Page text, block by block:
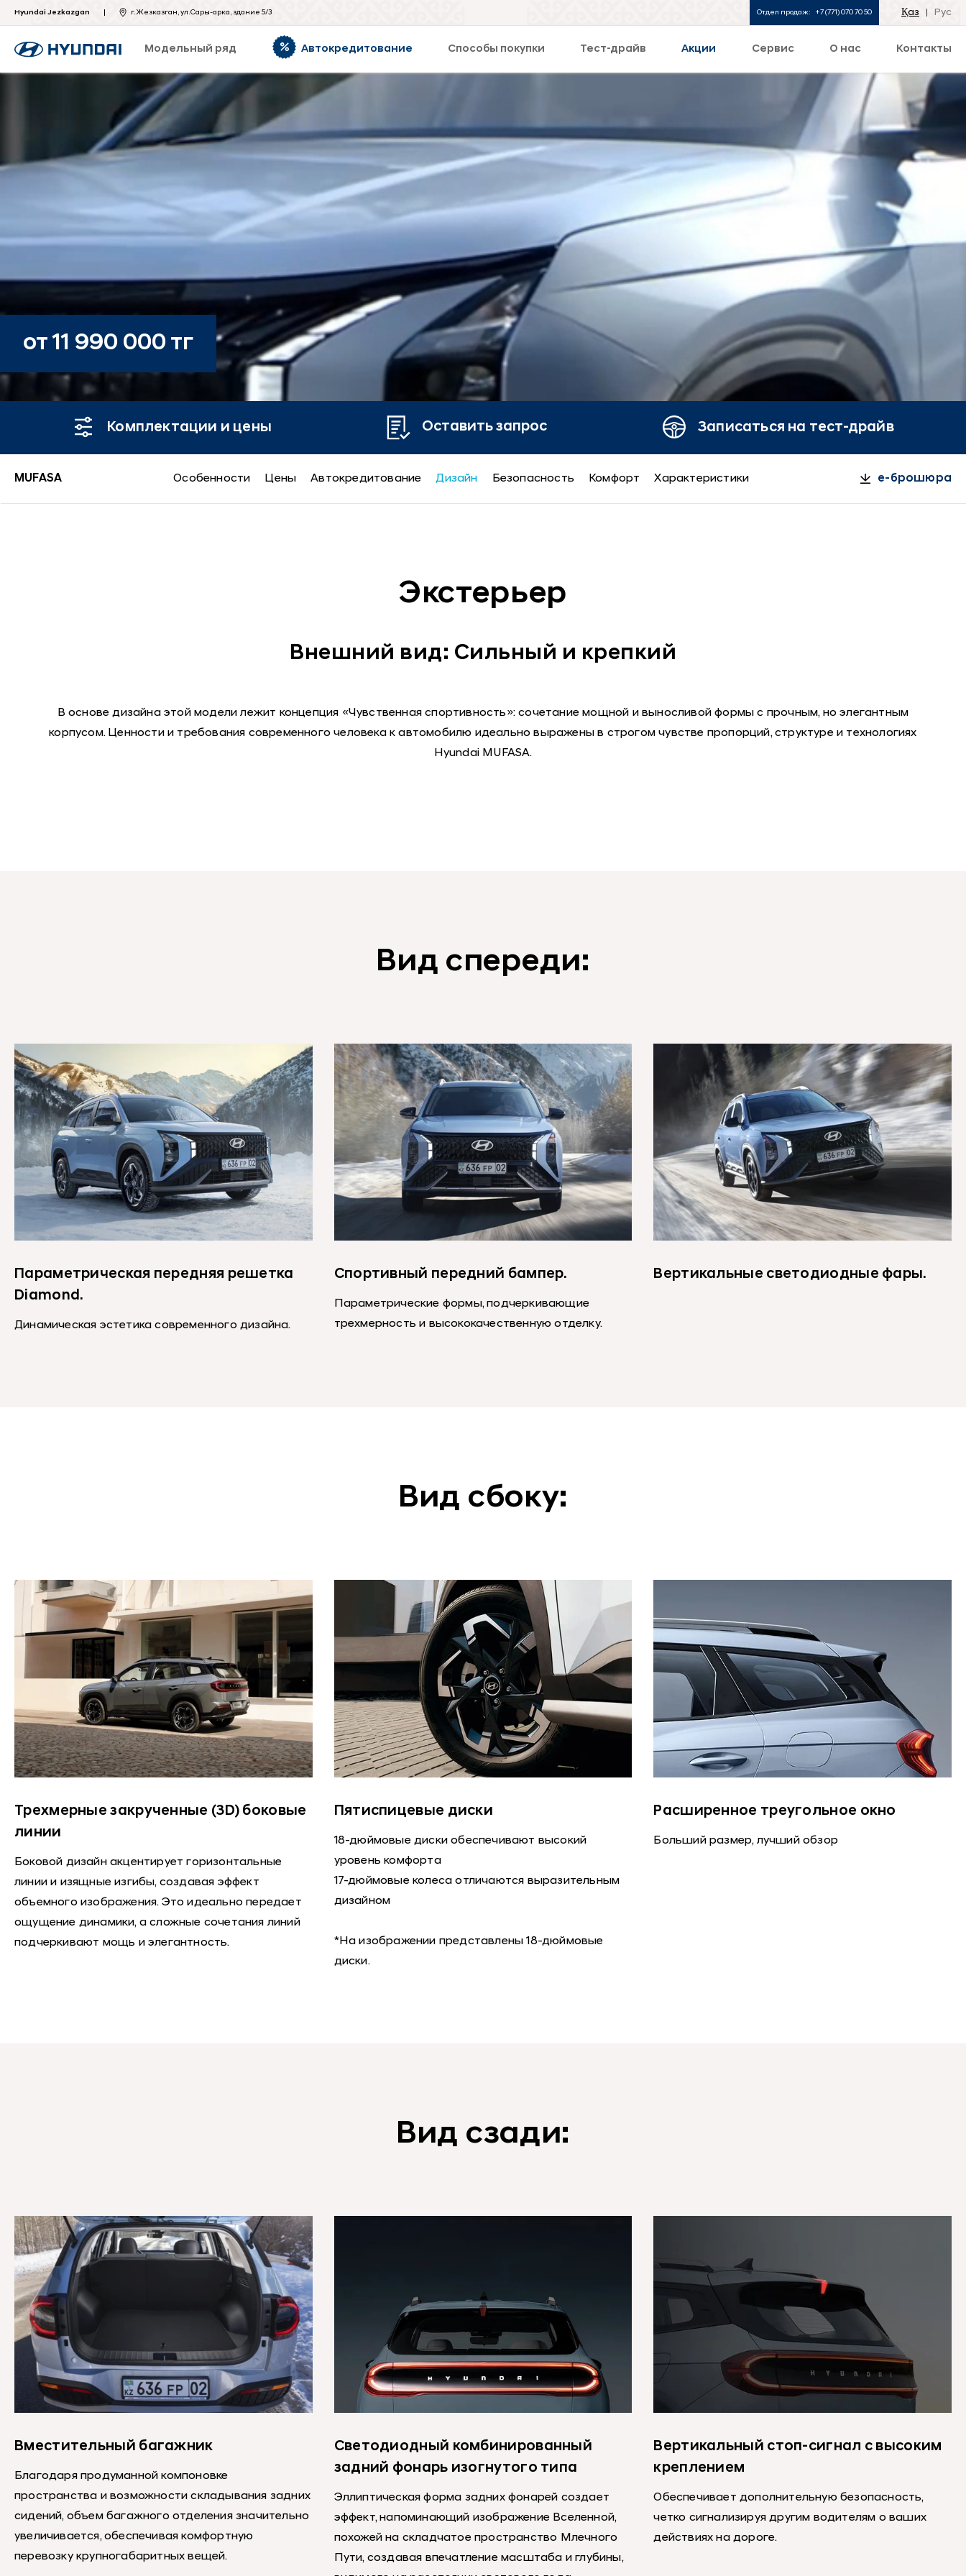
Hyundai Jezkazgan г. Жезказган, ул.Сары-арка, здание 5/3 Отдел продаж: +7 (771) 070 70 50 Қаз Рус
Модельный ряд Автокредитование Способы покупки Тест-драйв Акции Сервис О нас Контакты
MUFASA
от 11 990 000 тг
Комплектации и цены Оставить запрос Записаться на тест-драйв
MUFASA Особенности Цены Автокредитование Дизайн Безопасность Комфорт Характеристики e-брошюра
Экстерьер
Внешний вид: Сильный и крепкий
В основе дизайна этой модели лежит концепция «Чувственная спортивность»: сочетание мощной и выносливой формы с прочным, но элегантным
корпусом. Ценности и требования современного человека к автомобилю идеально выражены в строгом чувстве пропорций, структуре и технологиях
Hyundai MUFASA.
Вид спереди:
Параметрическая передняя решетка
Diamond.
Динамическая эстетика современного дизайна.
Спортивный передний бампер.
Параметрические формы, подчеркивающие
трехмерность и высококачественную отделку.
Вертикальные светодиодные фары.
Вид сбоку:
Трехмерные закрученные (3D) боковые
линии
Боковой дизайн акцентирует горизонтальные
линии и изящные изгибы, создавая эффект
объемного изображения. Это идеально передает
ощущение динамики, а сложные сочетания линий
подчеркивают мощь и элегантность.
Пятиспицевые диски
18-дюймовые диски обеспечивают высокий
уровень комфорта
17-дюймовые колеса отличаются выразительным
дизайном
*На изображении представлены 18-дюймовые
диски.
Расширенное треугольное окно
Больший размер, лучший обзор
Вид сзади:
Вместительный багажник
Благодаря продуманной компоновке
пространства и возможности складывания задних
сидений, объем багажного отделения значительно
увеличивается, обеспечивая комфортную
перевозку крупногабаритных вещей.
Светодиодный комбинированный
задний фонарь изогнутого типа
Эллиптическая форма задних фонарей создает
эффект, напоминающий изображение Вселенной,
похожей на складчатое пространство Млечного
Пути, создавая впечатление масштаба и глубины,
Вертикальный стоп-сигнал с высоким
креплением
Обеспечивает дополнительную безопасность,
четко сигнализируя другим водителям о ваших
действиях на дороге.